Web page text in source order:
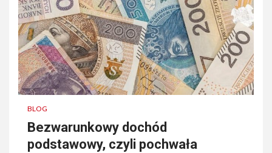
BLOG
Bezwarunkowy dochód
podstawowy, czyli pochwała